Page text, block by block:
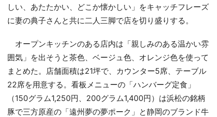
しい、あたたかい、どこか懐かしい」をキャッチフレーズ
に妻の典子さんと共に二人三脚で店を切り盛りする。
オープンキッチンのある店内は「親しみのある温かい雰
囲気」を出そうと茶色、ベージュ色、オレンジ色を使って
まとめた。店舗面積は21坪で、カウンター5席、テーブル
22席を用意する。看板メニューの「ハンバーグ定食」
（150グラム1,250円、200グラム1,400円）は浜松の銘柄
豚で三方原産の「遠州夢の夢ポーク」と静岡のブランド牛